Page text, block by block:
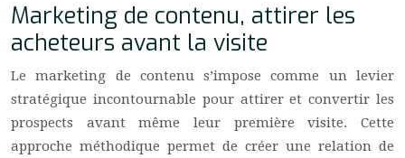
Marketing de contenu, attirer les
acheteurs avant la visite
Le marketing de contenu s’impose comme un levier
stratégique incontournable pour attirer et convertir les
prospects avant même leur première visite. Cette
approche méthodique permet de créer une relation de